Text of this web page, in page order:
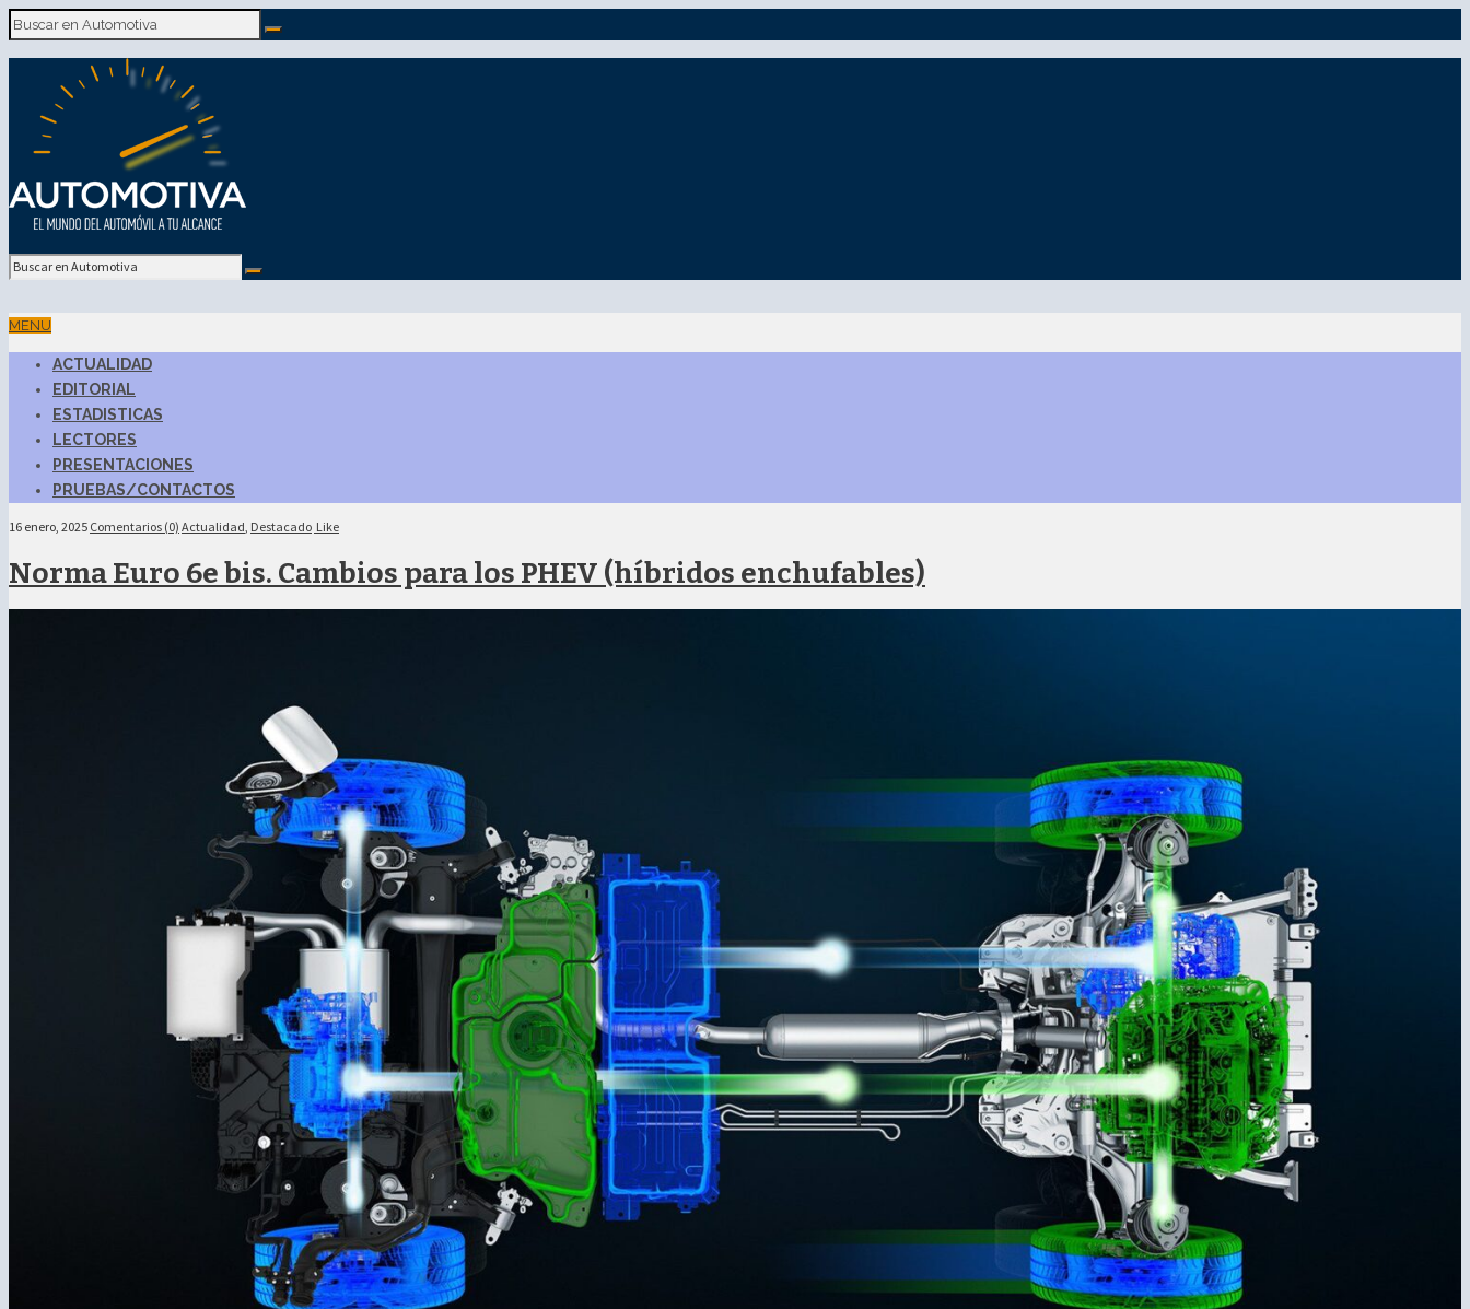
MENU
ACTUALIDAD
EDITORIAL
ESTADISTICAS
LECTORES
PRESENTACIONES
PRUEBAS/CONTACTOS
16 enero, 2025 Comentarios (0) Actualidad, Destacado Like
Norma Euro 6e bis. Cambios para los PHEV (híbridos enchufables)